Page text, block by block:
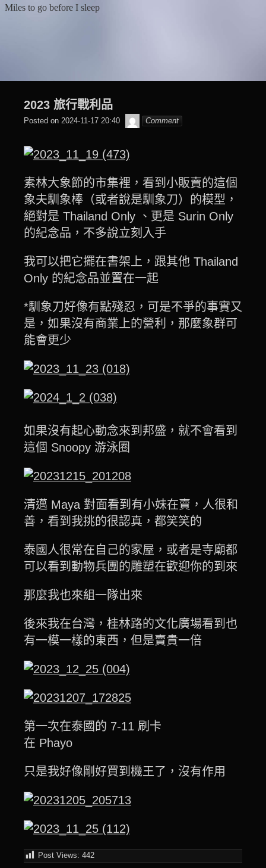
Miles to go before I sleep
2023 旅行戰利品
Posted on 2024-11-17 20:40
๙
翔
Comment
素林大象節的市集裡，看到小販賣的這個
象夫馴象棒（或者說是馴象刀）的模型，
絕對是 Thailand Only 、更是 Surin Only
的紀念品，不多說立刻入手
我可以把它擺在書架上，跟其他 Thailand
Only 的紀念品並置在一起
*馴象刀好像有點殘忍，可是不爭的事實又
是，如果沒有商業上的營利，那麼象群可
能會更少
如果沒有起心動念來到邦盛，就不會看到
這個 Snoopy 游泳圈
清邁 Maya 對面看到有小妹在賣，人很和
善，看到我挑的很認真，都笑笑的
泰國人很常在自己的家屋，或者是寺廟都
可以看到動物兵團的雕塑在歡迎你的到來
那麼我也來組一隊出來
後來我在台灣，桂林路的文化廣場看到也
有一模一樣的東西，但是賣貴一倍
第一次在泰國的 7-11 刷卡
在 Phayo
只是我好像剛好買到機王了，沒有作用
Post Views: 442